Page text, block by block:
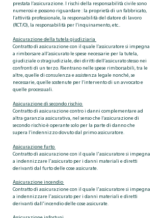
prestata l’assicurazione. I rischi della responsabilità civile sono
numerosi e possono riguardare : la proprietà di un fabbricato,
l’attività professionale, la responsabilità del datore di lavoro
(RCT/O), la responsabilità per l’inquinamento, etc..
Assicurazione della tutela giudiziaria
Contratto di assicurazione con il quale l’assicuratore si impegna
a rimborsare all’assicurato le spese necessarie per la tutela,
giudiziale o stragiudiziale, dei diritti dell’assicurato stesso nei
confronti di un terzo. Rientrano nelle spese rimborsabili, tra le
altre, quelle di consulenza e assistenza legale nonché, se
necessarie, quelle sostenute per l’intervento di un avvocato e
quelle processuali.
Assicurazione di secondo rischio
Contratto di assicurazione contro i danni complementare ad
altra garanzia assicurativa, nel senso che l’assicurazione di
secondo rischio è operante solo per la parte di danno che
supera l’indennizzo dovuto dal primo assicuratore.
Assicurazione furto
Contratto di assicurazione con il quale l'assicuratore si impegna
a indennizzare l'assicurato per i danni materiali e diretti
derivanti dal furto delle cose assicurate.
Assicurazione incendio
Contratto di assicurazione con il quale l'assicuratore si impegna
a indennizzare l'assicurato per i danni materiali e diretti
derivanti dall'incendio delle cose assicurate.